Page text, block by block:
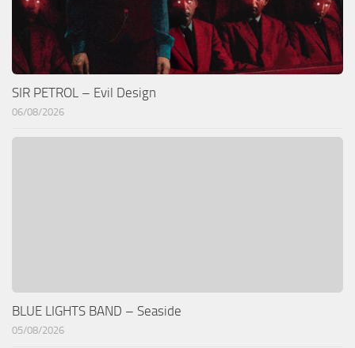
SIR PETROL – Evil Design
06/08/2026
BLUE LIGHTS BAND – Seaside
05/08/2026